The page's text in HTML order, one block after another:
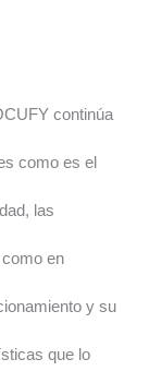
continúa
como es el
las
en
y su
que lo